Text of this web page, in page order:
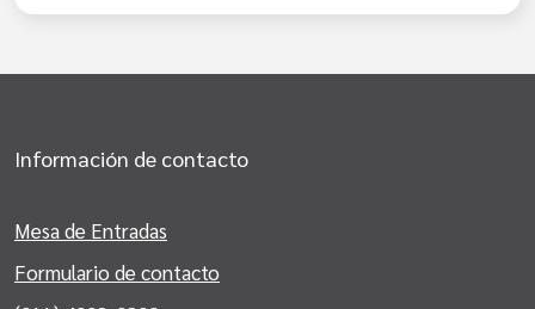
Información de contacto
Mesa de Entradas
Formulario de contacto